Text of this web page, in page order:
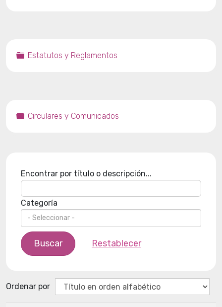
Carpeta
Estatutos y Reglamentos
Carpeta
Circulares y Comunicados
Encontrar por título o descripción...
Categoría
Buscar Restablecer
Ordenar por